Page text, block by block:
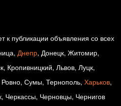
к публикации объявления со всех
Днепр, Донецк, Житомир,
Кропивницкий, Львов, Луцк,
Ровно, Сумы, Тернополь, Харьков,
Черкассы, Черновцы, Чернигов